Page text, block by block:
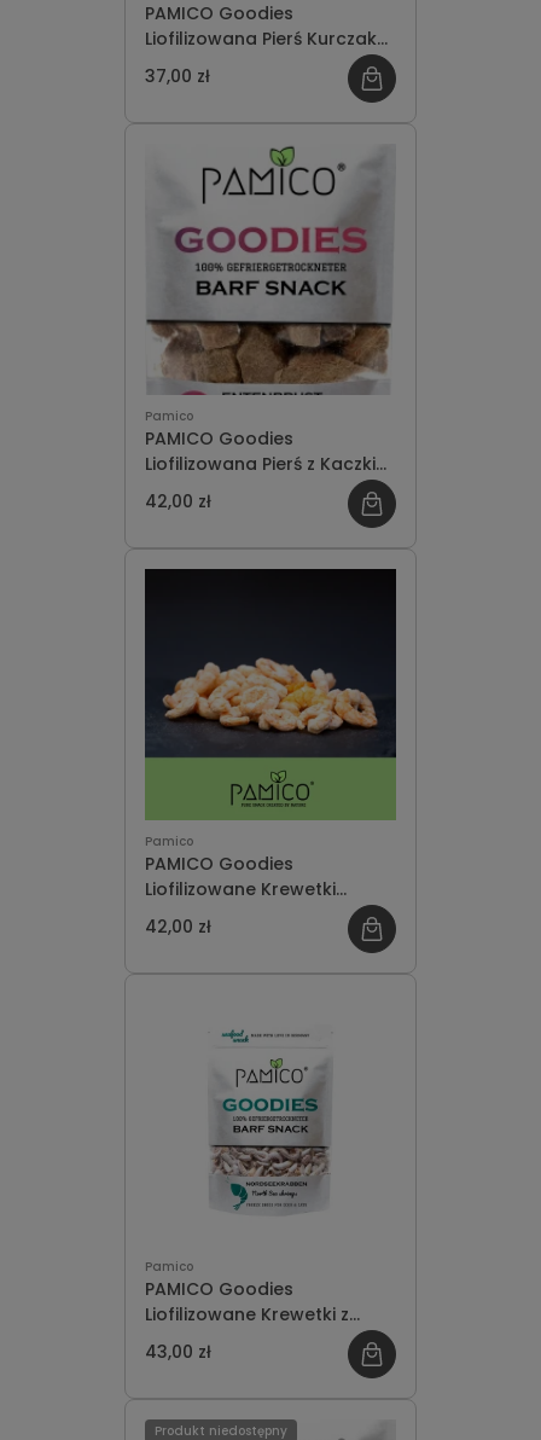
PAMICO Goodies
Liofilizowana Pierś Kurczaka
50g
37,00 zł
Pamico
PAMICO Goodies
Liofilizowana Pierś z Kaczki
50g
42,00 zł
Pamico
PAMICO Goodies
Liofilizowane Krewetki
Grenlandzkie 30g
42,00 zł
Pamico
PAMICO Goodies
Liofilizowane Krewetki z
Morza Północnego 50g
43,00 zł
Produkt niedostępny